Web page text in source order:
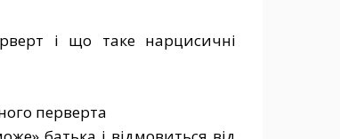
і що таке нарцисичні
перверта